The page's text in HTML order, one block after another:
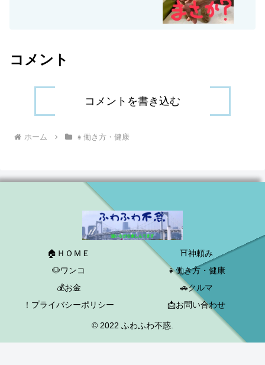
コメント
コメントを書き込む
ホーム 👧働き方・健康
🏠ＨＯＭＥ
⛩神頼み
🐶ワンコ
👧働き方・健康
💰お金
🚗クルマ
！プライバシーポリシー
📩お問い合わせ
© 2022 ふわふわ不惑.